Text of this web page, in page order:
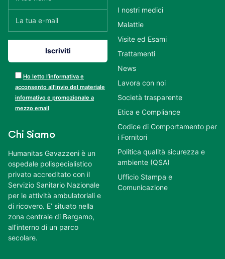
Ho letto l’informativa e
acconsento all’invio del materiale
informativo e promozionale a
mezzo email
Chi Siamo
Humanitas Gavazzeni è un
ospedale polispecialistico
privato accreditato con il
Servizio Sanitario Nazionale
per le attività ambulatoriali e
di ricovero. E’ situato nella
zona centrale di Bergamo,
all’interno di un parco
secolare.
I nostri medici
Malattie
Visite ed Esami
Trattamenti
News
Lavora con noi
Società trasparente
Etica e Compliance
Codice di Comportamento per
i Fornitori
Politica qualità sicurezza e
ambiente (QSA)
Ufficio Stampa e
Comunicazione